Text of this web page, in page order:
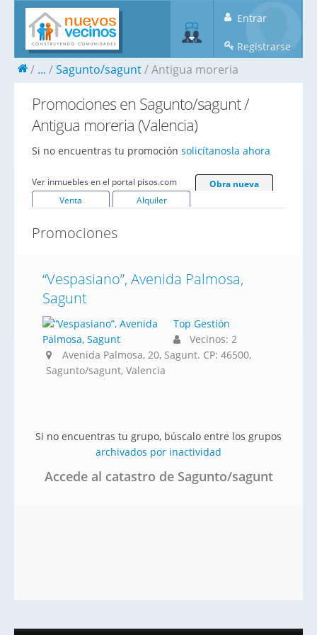
Entrar
Registrarse
... Sagunto/sagunt Antigua moreria
Promociones en Sagunto/sagunt /
Antigua moreria (Valencia)
Si no encuentras tu promoción solicítanosla ahora
Ver inmuebles en el portal pisos.com
Obra nueva
Venta
Alquiler
Promociones
“Vespasiano”, Avenida Palmosa,
Sagunt
Top Gestión
Vecinos: 2
Avenida Palmosa, 20, Sagunt. CP: 46500,
Sagunto/sagunt, Valencia
Si no encuentras tu grupo, búscalo entre los grupos
archivados por inactividad
Accede al catastro de Sagunto/sagunt